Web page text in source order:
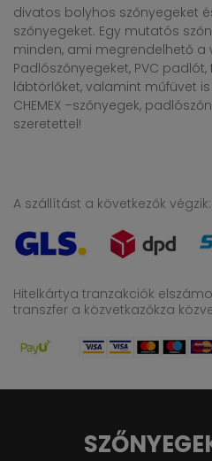
divatos bolyhos szőnyegeket
szőnyegeket. Egy mutatós
minden, ami megrendelhető a
Padlószőnyegeket, PVC
lábtörlőket, valamint műfüvet
CHEMEX –szőnyegek,
szeretettel!
A szállítást a következők végzik:
Hitelkártya tranzakciók
transzfer a közvetkazőkza